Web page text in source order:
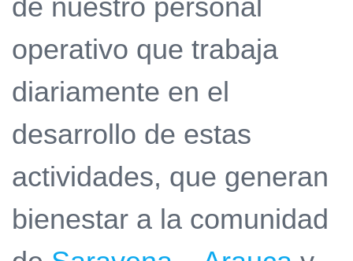
de nuestro personal
operativo que trabaja
diariamente en el
desarrollo de estas
actividades, que generan
bienestar a la comunidad